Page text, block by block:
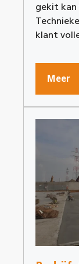
gekit kan
klant
Meer